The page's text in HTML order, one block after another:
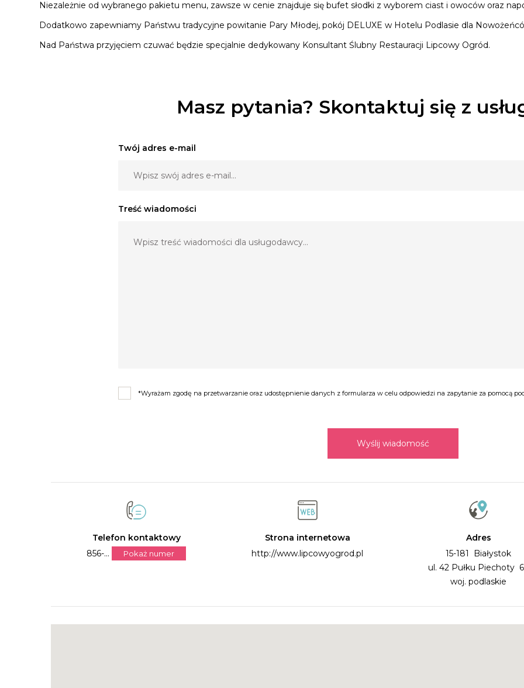
Niezależnie od wybranego pakietu menu, zawsze w cenie znajduje się bufet słodki z wyborem ciast i owoców oraz
Dodatkowo zapewniamy Państwu tradycyjne powitanie Pary Młodej, pokój DELUXE w Hotelu Podlasie dla
Nad Państwa przyjęciem czuwać będzie specjalnie dedykowany Konsultant Ślubny Restauracji Lipcowy Ogród.
Masz pytania? Skontaktuj się z
Twój adres e-mail
Treść wiadomości
*Wyrażam zgodę na przetwarzanie oraz udostępnienie danych z formularza w celu odpowiedzi na zapytanie za pomocą
Wyślij wiadomość
Telefon kontaktowy
856-...
Pokaż numer
Strona internetowa
http://www.lipcowyogrod.pl
Adres
15-181 Białystok
ul. 42 Pułku Piechoty 6
woj. podlaskie